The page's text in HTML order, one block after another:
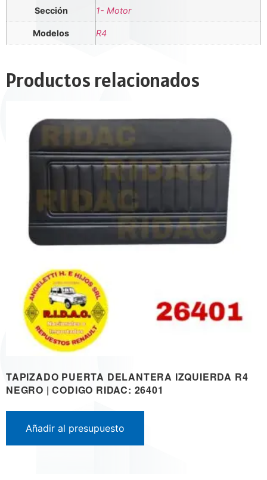
Sección 1- Motor
Modelos R4
Productos relacionados
TAPIZADO PUERTA DELANTERA IZQUIERDA R4
NEGRO | CODIGO RIDAC: 26401
Añadir al presupuesto